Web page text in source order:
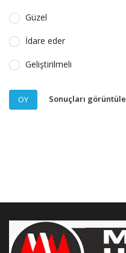
Güzel
İdare eder
Geliştirilmeli
OY Sonuçları görüntüle